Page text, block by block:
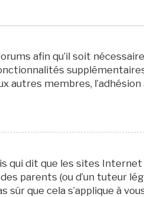
afin qu’il soit
autres membres,
qui dit que les sites
parents (ou d’un tuteur
que cela s’applique à